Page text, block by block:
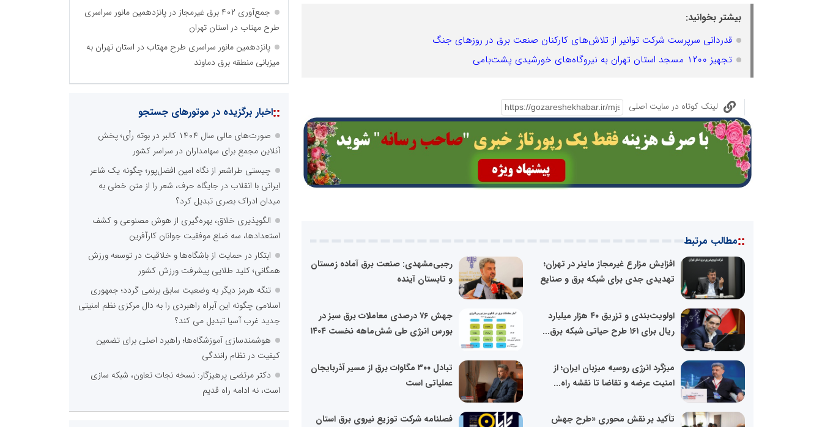
بیشتر بخوانید:
قدردانی سرپرست شرکت توانیر از تلاش‌های کارکنان صنعت برق در روزهای جنگ
تجهیز ۱۲۰۰ مسجد استان تهران به نیروگاه‌های خورشیدی پشت‌بامی
لینک کوتاه در سایت اصلی
::مطالب مرتبط
افزایش مزارع غیرمجاز ماینر در تهران؛
تهدیدی جدی برای شبکه برق و صنایع
رجبی‌مشهدی: صنعت برق آماده زمستان
و تابستان آینده
اولویت‌بندی و تزریق ۴۰ هزار میلیارد
ریال برای ۱۶۱ طرح حیاتی شبکه برق...
جهش ۷۶ درصدی معاملات برق سبز در
بورس انرژی طی شش‌ماهه نخست ۱۴۰۴
میزگرد انرژی روسیه میزبان ایران؛ از
امنیت عرضه و تقاضا تا نقشه راه...
تبادل ۳۰۰ مگاوات برق از مسیر آذربایجان
عملیاتی است
تأکید بر نقش محوری «طرح جهش
فصلنامه شرکت توزیع نیروی برق استان
جمع‌آوری ۴۰۲ برق غیرمجاز در پانزدهمین مانور سراسری
طرح مهتاب در استان تهران
پانزدهمین مانور سراسری طرح مهتاب در استان تهران به
میزبانی منطقه برق دماوند
::اخبار برگزیده در موتورهای جستجو
صورت‌های مالی سال ۱۴۰۴ کالبر در بوته رأی؛ پخش
آنلاین مجمع برای سهامداران در سراسر کشور
چیستی طراشعر از نگاه امین افضل‌پور؛ چگونه یک شاعر
ایرانی با انقلاب در جایگاه حرف، شعر را از متن خطی به
میدان ادراک بصری تبدیل کرد؟
الگوپذیری خلاق، بهره‌گیری از هوش مصنوعی و کشف
استعدادها، سه ضلع موفقیت جوانان کارآفرین
ابتکار در حمایت از باشگاه‌ها و خلاقیت در توسعه ورزش
همگانی؛ کلید طلایی پیشرفت ورزش کشور
تنگه هرمز دیگر به وضعیت سابق برنمی گردد؛ جمهوری
اسلامی چگونه این آبراه راهبردی را به دال مرکزی نظم امنیتی
جدید غرب آسیا تبدیل می کند؟
هوشمندسازی آموزشگاه‌ها؛ راهبرد اصلی برای تضمین
کیفیت در نظام رانندگی
دکتر مرتضی پرهیزگار: نسخه نجات تعاون، شبکه سازی
است، نه ادامه راه قدیم